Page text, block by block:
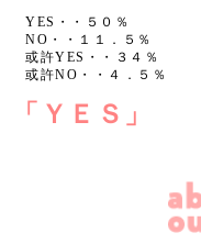
YES・・５０％
NO・・１１．５％
或許YES・・３４％
或許NO・・４．５％
「ＹＥＳ」